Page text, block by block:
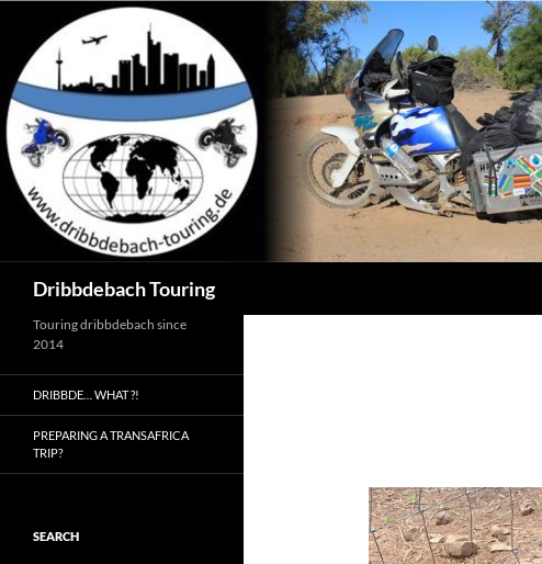
Inhalt
springen
Dribbdebach Touring
Touring dribbdebach since
2014
DRIBBDE… WHAT ?!
PREPARING A TRANSAFRICA
TRIP?
SEARCH